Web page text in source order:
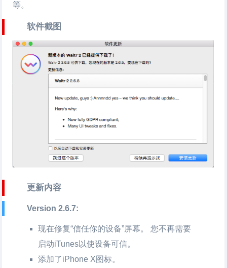
等。
软件截图
更新内容
Version 2.6.7:
现在修复“信任你的设备”屏幕。 您不再需要
启动iTunes以使设备可信。
添加了iPhone X图标。